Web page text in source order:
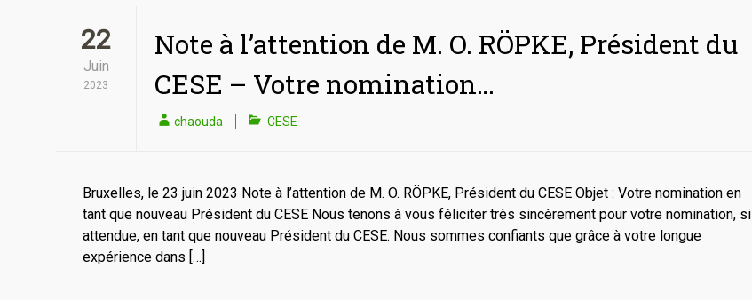
22
Juin
2023
Note à l’attention de M. O. RÖPKE, Président du
CESE – Votre nomination…
chaouda CESE
Bruxelles, le 23 juin 2023 Note à l’attention de M. O. RÖPKE, Président du CESE Objet : Votre nomination en
tant que nouveau Président du CESE Nous tenons à vous féliciter très sincèrement pour votre nomination, si
attendue, en tant que nouveau Président du CESE. Nous sommes confiants que grâce à votre longue
expérience dans […]